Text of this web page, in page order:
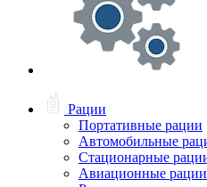
Рации
Портативные рации
Автомобильные
Стационарные
Авиационные рации